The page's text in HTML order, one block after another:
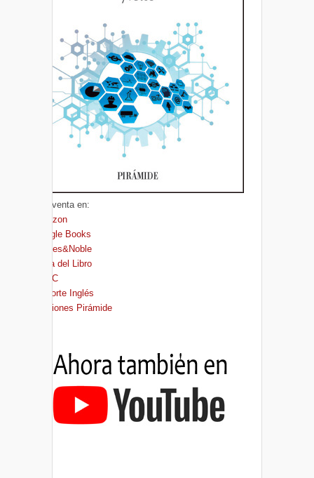
A la venta en:
Amazon
Google Books
Barnes&Noble
Casa del Libro
FNAC
El Corte Inglés
Ediciones Pirámide